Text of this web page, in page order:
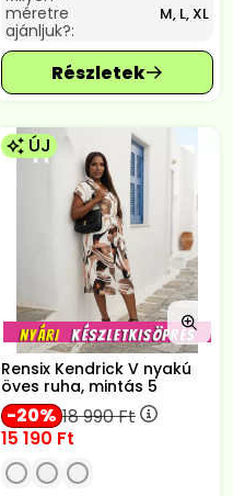
méretre
ajánljuk?:
M, L, XL
ÚJ
Rensix Kendrick V nyakú
öves ruha, mintás 5
20 18 990Ft
15 190 Ft